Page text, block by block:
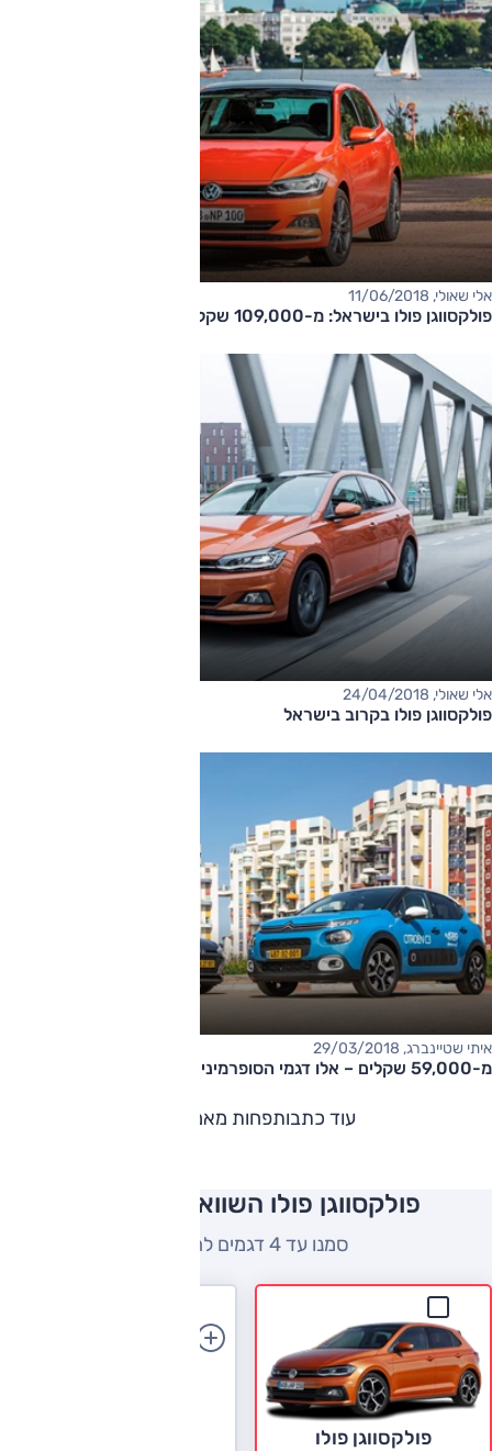
אלי שאולי, 11/06/2018
פולקסווגן פולו בישראל: מ-109,000 שקל לאוטומטית
אלי שאולי, 24/04/2018
פולקסווגן פולו בקרוב בישראל
איתי שטיינברג, 29/03/2018
מ-59,000 שקלים – אלו דגמי הסופרמיני הבטיחותיים ביותר בישראל
עוד כתבותפחות מאמרים
פולקסווגן פולו השוואה למתחרים
סמנו עד 4 דגמים להשוואה
פולקסווגן פולו